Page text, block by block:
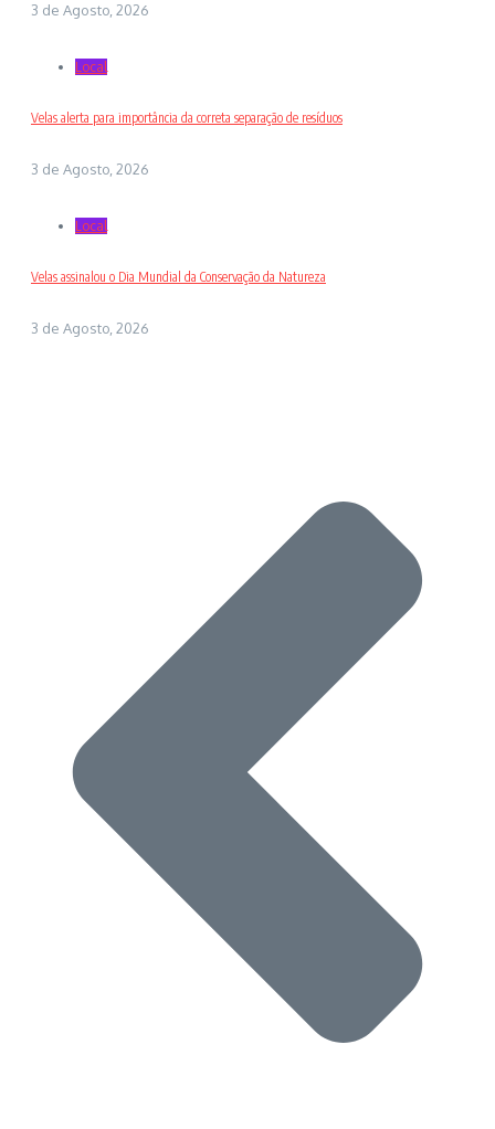
3 de Agosto, 2026
Local
Velas alerta para importância da correta separação de resíduos
3 de Agosto, 2026
Local
Velas assinalou o Dia Mundial da Conservação da Natureza
3 de Agosto, 2026